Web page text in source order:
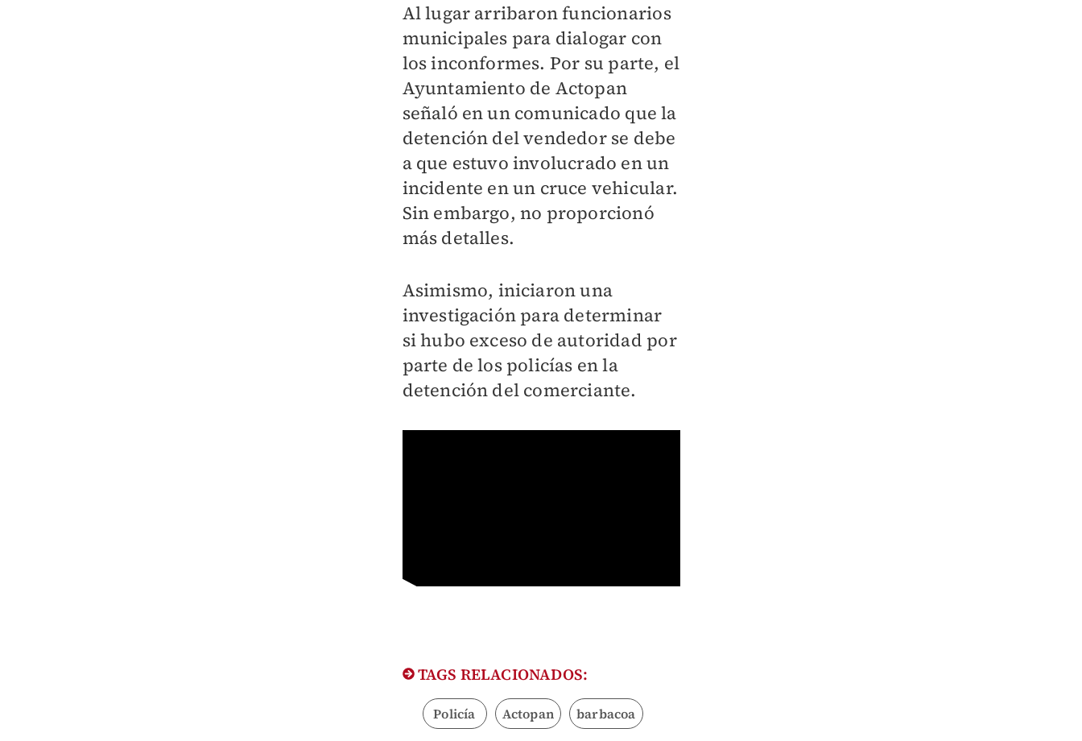
Al lugar arribaron funcionarios
municipales para dialogar con
los inconformes. Por su parte, el
Ayuntamiento de Actopan
señaló en un comunicado que la
detención del vendedor se debe
a que estuvo involucrado en un
incidente en un cruce vehicular.
Sin embargo, no proporcionó
más detalles.
Asimismo, iniciaron una
investigación para determinar
si hubo exceso de autoridad por
parte de los policías en la
detención del comerciante.
TAGS RELACIONADOS:
Policía Actopan barbacoa